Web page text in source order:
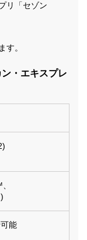
リ「セゾン
す。
・エキスプレ
能